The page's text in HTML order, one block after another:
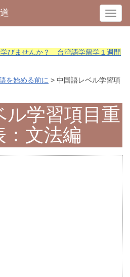
T
o
g
n
v
i
t
びませんか？ 台湾語学留学１週間
を始める前に > 中国語レベル学習項
ル学習項目重
：文法編